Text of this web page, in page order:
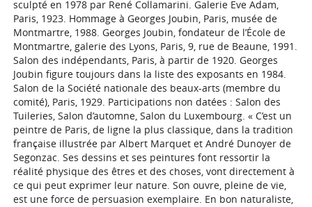
sculpté en 1978 par René Collamarini. Galerie Eve Adam,
Paris, 1923. Hommage à Georges Joubin, Paris, musée de
Montmartre, 1988. Georges Joubin, fondateur de l’École de
Montmartre, galerie des Lyons, Paris, 9, rue de Beaune, 1991.
Salon des indépendants, Paris, à partir de 1920. Georges
Joubin figure toujours dans la liste des exposants en 1984.
Salon de la Société nationale des beaux-arts (membre du
comité), Paris, 1929. Participations non datées : Salon des
Tuileries, Salon d’automne, Salon du Luxembourg. « C’est un
peintre de Paris, de ligne la plus classique, dans la tradition
française illustrée par Albert Marquet et André Dunoyer de
Segonzac. Ses dessins et ses peintures font ressortir la
réalité physique des êtres et des choses, vont directement à
ce qui peut exprimer leur nature. Son ouvre, pleine de vie,
est une force de persuasion exemplaire. En bon naturaliste,